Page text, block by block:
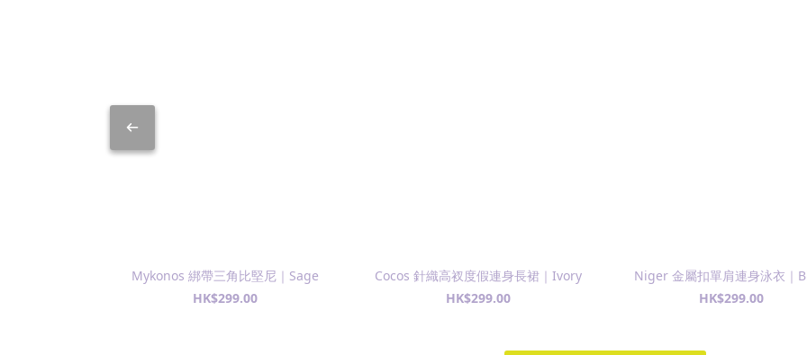
Mykonos 綁帶三角比堅尼｜Sage
HK$299.00
Cocos 針織高衩度假連身長裙｜Ivory
HK$299.00
Niger 金屬扣單肩連身泳衣｜
HK$299.00